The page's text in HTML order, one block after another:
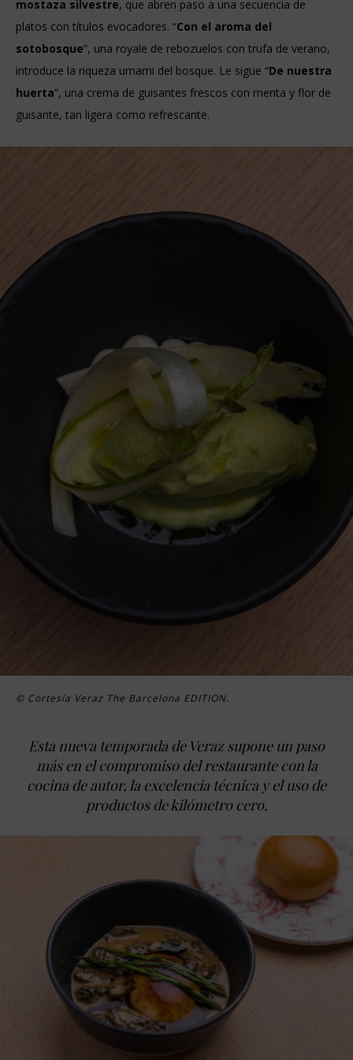
mostaza silvestre, que abren paso a una secuencia de
platos con títulos evocadores. “Con el aroma del
sotobosque”, una royale de rebozuelos con trufa de verano,
introduce la riqueza umami del bosque. Le sigue “De nuestra
huerta”, una crema de guisantes frescos con menta y flor de
guisante, tan ligera como refrescante.
© Cortesía Veraz The Barcelona EDITION.
Esta nueva temporada de Veraz supone un paso
más en el compromiso del restaurante con la
cocina de autor, la excelencia técnica y el uso de
productos de kilómetro cero.